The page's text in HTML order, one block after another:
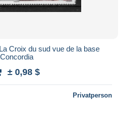
Croix du sud vue de la base
Concordia
± 0,98 $
Privatperson